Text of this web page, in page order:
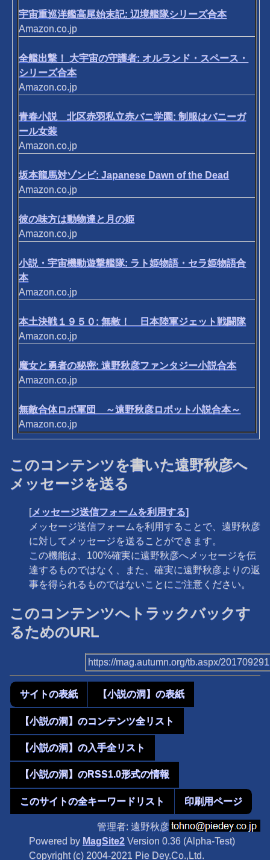
宇宙重巡洋艦高尾始末記: 辺境艦隊シリーズ合本
Amazon.co.jp
全艦出撃！ 大宇宙の守護者: オルランド・スペース・
シリーズ合本
Amazon.co.jp
青春小説 北区赤羽私立赤バニ学園: 制服はバニーガ
ール女装
Amazon.co.jp
坂本龍馬対ゾンビ: Japanese Dawn of the Dead
Amazon.co.jp
彼の味方は動物達と月の姫
Amazon.co.jp
小説・宇宙機動遊撃艦隊: ラト姫物語・セラ姫物語合
本
Amazon.co.jp
本土決戦１９５０: 無敵！ 日本陸軍ジェット戦闘隊
Amazon.co.jp
魔女と勇者の秘密: 遠野秋彦ファンタジー小説合本
Amazon.co.jp
無敵合体ロボ軍団 ～遠野秋彦ロボット小説合本～
Amazon.co.jp
このコンテンツを書いた遠野秋彦へ
メッセージを送る
[メッセージ送信フォームを利用する]
メッセージ送信フォームを利用することで、遠野秋彦
に対してメッセージを送ることができます。
この機能は、100%確実に遠野秋彦へメッセージを伝
達するものではなく、また、確実に遠野秋彦よりの返
事を得られるものではないことにご注意ください。
このコンテンツへトラックバックす
るためのURL
https://mag.autumn.org/tb.aspx/
サイトの表紙 【小説の洞】の表紙
【小説の洞】のコンテンツ全リスト
【小説の洞】の入手全リスト
【小説の洞】のRSS1.0形式の情報
このサイトの全キーワードリスト 印刷用ページ
管理者: 遠野秋彦
Powered by MagSite2 Version 0.36 (Alpha-Test)
Copyright (c) 2004-2021 Pie Dey.Co.,Ltd.